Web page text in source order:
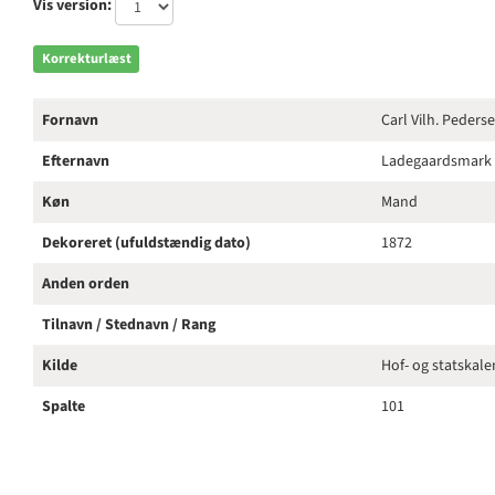
Vis version:
Korrekturlæst
Fornavn
Carl Vilh.
Efternavn
Ladegaardsmark
Køn
Mand
Dekoreret (ufuldstændig dato)
1872
Anden orden
Tilnavn / Stednavn / Rang
Kilde
Hof- og
Spalte
101